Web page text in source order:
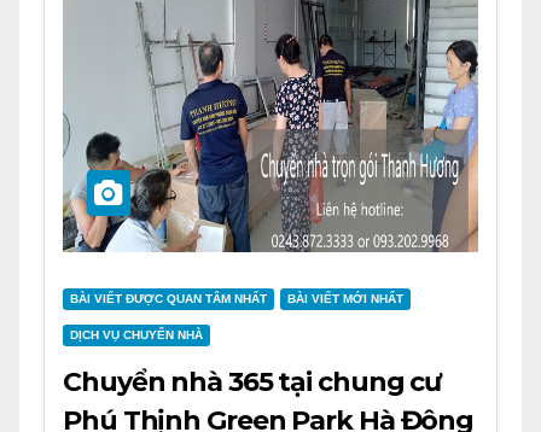
BÀI VIẾT ĐƯỢC QUAN TÂM NHẤT BÀI VIẾT MỚI NHẤT
DỊCH VỤ CHUYỂN NHÀ
Chuyển nhà 365 tại chung cư
Phú Thịnh Green Park Hà Đông